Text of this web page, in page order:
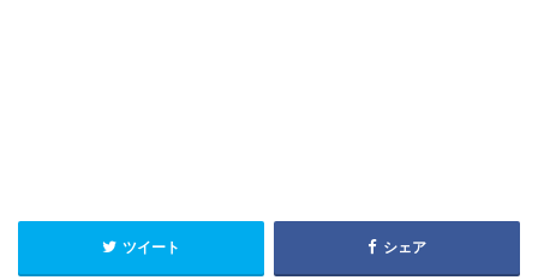
ツイート シェア